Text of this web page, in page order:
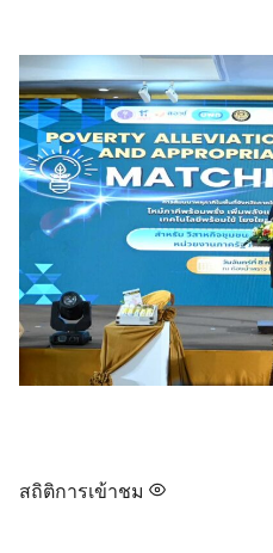
สถิติการเข้าชม